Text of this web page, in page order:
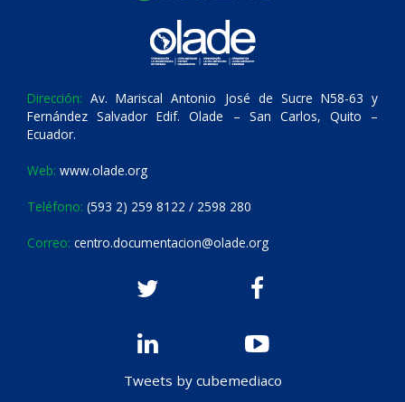
Dirección: Av. Mariscal Antonio José de Sucre N58-63 y
Fernández Salvador Edif. Olade – San Carlos, Quito –
Ecuador.
Web: www.olade.org
Teléfono: (593 2) 259 8122 / 2598 280
Correo: centro.documentacion@olade.org
Tweets by cubemediaco